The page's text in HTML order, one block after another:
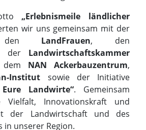
Landwirte“. Gemeinsam
Innovationskraft und
der Landwirtschaft und des
in unserer Region.
Informations- und
konnten große und kleine
hautnah erleben.
waren die virtuellen
VR-Brille sowie das Melken an